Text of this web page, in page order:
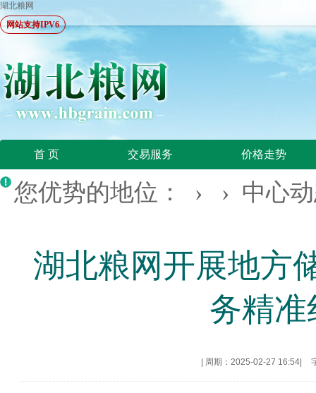
湖北粮网
网站支持IPV6
首 页 交易服务 价格走势
您优势的地位： › › 中心
湖北粮网开展地方
务精
周期：2025-02-27 16:54